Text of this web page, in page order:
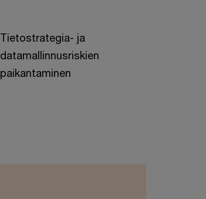
Tietostrategia- ja
datamallinnusriskien
paikantaminen